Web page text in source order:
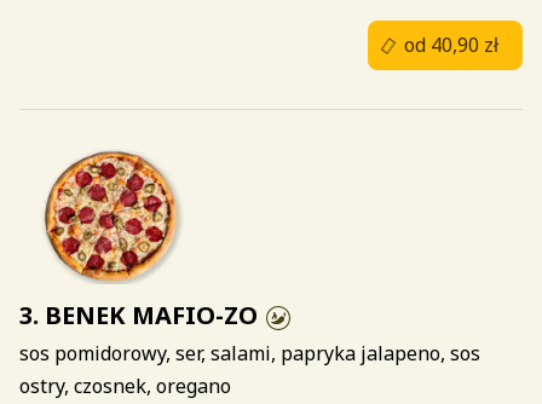
3. BENEK MAFIO-ZO
sos pomidorowy, ser, salami, papryka jalapeno, sos
ostry, czosnek, oregano